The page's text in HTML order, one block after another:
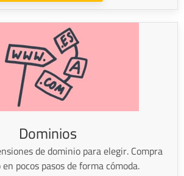
Dominios
de dominio para elegir. Compra
pocos pasos de forma cómoda.